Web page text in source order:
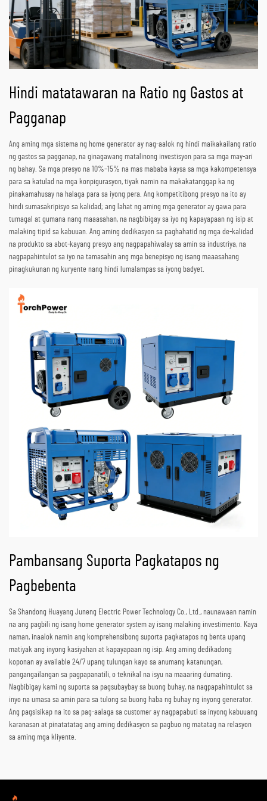
Hindi matatawaran na Ratio ng Gastos at
Pagganap
Ang aming mga sistema ng home generator ay nag-aalok ng hindi maikakailang ratio
ng gastos sa pagganap, na ginagawang matalinong investisyon para sa mga may-ari
ng bahay. Sa mga presyo na 10%–15% na mas mababa kaysa sa mga kakompetensya
para sa katulad na mga konpigurasyon, tiyak namin na makakatanggap ka ng
pinakamahusay na halaga para sa iyong pera. Ang kompetitibong presyo na ito ay
hindi sumasakripisyo sa kalidad; ang lahat ng aming mga generator ay gawa para
tumagal at gumana nang maaasahan, na nagbibigay sa iyo ng kapayapaan ng isip at
malaking tipid sa kabuuan. Ang aming dedikasyon sa paghahatid ng mga de-kalidad
na produkto sa abot-kayang presyo ang nagpapahiwalay sa amin sa industriya, na
nagpapahintulot sa iyo na tamasahin ang mga benepisyo ng isang maaasahang
pinagkukunan ng kuryente nang hindi lumalampas sa iyong badyet.
Pambansang Suporta Pagkatapos ng
Pagbebenta
Sa Shandong Huayang Juneng Electric Power Technology Co., Ltd., naunawaan namin
na ang pagbili ng isang home generator system ay isang malaking investimento. Kaya
naman, inaalok namin ang komprehensibong suporta pagkatapos ng benta upang
matiyak ang inyong kasiyahan at kapayapaan ng isip. Ang aming dedikadong
koponan ay available 24/7 upang tulungan kayo sa anumang katanungan,
pangangailangan sa pagpapanatili, o teknikal na isyu na maaaring dumating.
Nagbibigay kami ng suporta sa pagsubaybay sa buong buhay, na nagpapahintulot sa
inyo na umasa sa amin para sa tulong sa buong haba ng buhay ng inyong generator.
Ang pagsisikap na ito sa pag-aalaga sa customer ay nagpapabuti sa inyong kabuuang
karanasan at pinatatatag ang aming dedikasyon sa pagbuo ng matatag na relasyon
sa aming mga kliyente.